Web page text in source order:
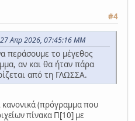
#4
Απρ 2026, 07:45:16 ΜΜ
περάσουμε το μέγεθος
αν και θα ήταν πάρα
από τη ΓΛΩΣΣΑ.
κανονικά (πρόγραμμα που
πίνακα Π[10] με